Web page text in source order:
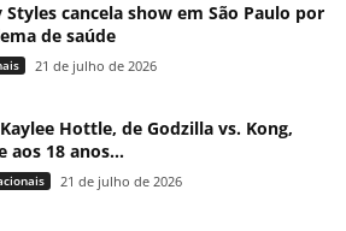
Styles cancela show em São Paulo por
de saúde
21 de julho de 2026
Hottle, de Godzilla vs. Kong,
aos 18 anos...
21 de julho de 2026